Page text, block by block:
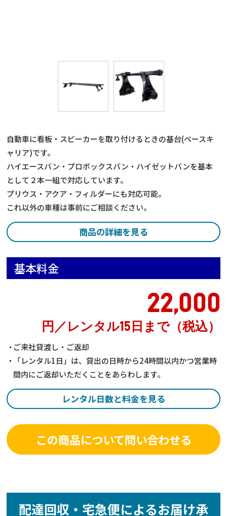
自動車に看板・スピーカーを取り付けるときの基台(ベースキ
ャリア)です。
ハイエースバン・プロボックスバン・ハイゼットバンを基本
として２本一組で対応しています。
プリウス・アクア・フィルダーにも対応可能。
これ以外の車種は事前にご相談ください。
商品の詳細を見る
基本料金
22,000
円／レンタル15日まで（税込）
ご来社貸渡し・ご返却
「レンタル1日」は、貸出の日時から24時間以内かつ営業時
間内にご返却いただくことをあらわします。
レンタル日数と料金を見る
この商品について問い合わせる
配達回収・宅急便によるお届け承